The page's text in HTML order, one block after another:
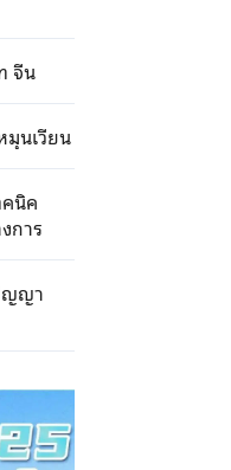
จีน
นเวียน
นิค
การ
ญญา